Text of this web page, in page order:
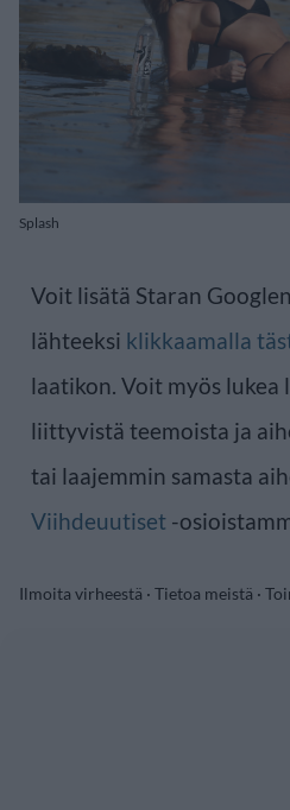
Splash
Voit lisätä Staran
lähteeksi klikkaamalla
laatikon. Voit myös
liittyvistä teemoista ja
tai laajemmin samasta
Viihdeuutiset -
Ilmoita virheestä · Tietoa meistä ·